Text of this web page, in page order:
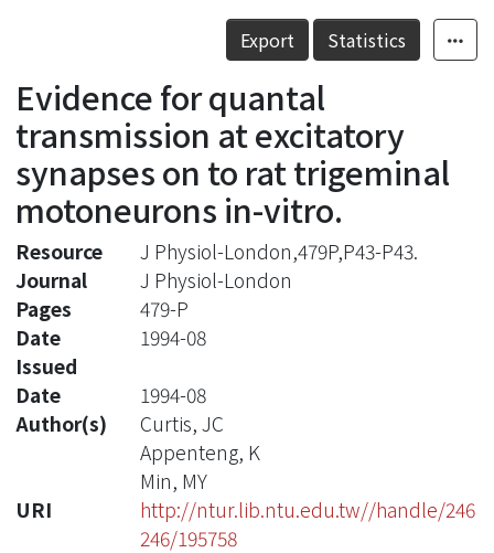
Statistics
Details
Export Statistics
Evidence for quantal
transmission at excitatory
synapses on to rat trigeminal
motoneurons in-vitro.
Resource
J Physiol-London,479P,P43-P43.
Journal
J Physiol-London
Pages
479-P
Date
Issued
1994-08
Date
1994-08
Author(s)
Curtis, JC
Appenteng, K
Min, MY
URI
http://ntur.lib.ntu.edu.tw//handle/246
246/195758